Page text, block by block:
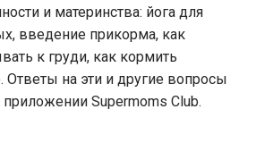
и материнства: йога для
введение прикорма, как
к груди, как кормить
Ответы на эти и другие вопросы
Supermoms Club.